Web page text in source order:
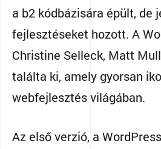
a b2 kódbázisára épült, de
fejlesztéseket hozott. A
Christine Selleck, Matt
találta ki, amely gyorsan
webfejlesztés világában.
Az első verzió, a